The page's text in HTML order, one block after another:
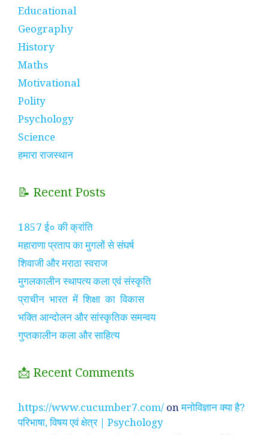
Educational
Geography
History
Maths
Motivational
Polity
Psychology
Science
हमारा राजस्थान
📝 Recent Posts
1857 ई० की क्रांति
महाराणा प्रताप का मुगलों से संघर्ष
शिवाजी और मराठा स्वराज
मुगलकालीन स्थापत्य कला एवं संस्कृति
प्राचीन भारत में शिक्षा का विकास
भक्ति आन्दोलन और सांस्कृतिक समन्वय
गुप्तकालीन कला और साहित्य
📩 Recent Comments
https://www.cucumber7.com/ onमनोविज्ञान क्या है?
परिभाषा, विषय एवं क्षेत्र | Psychology